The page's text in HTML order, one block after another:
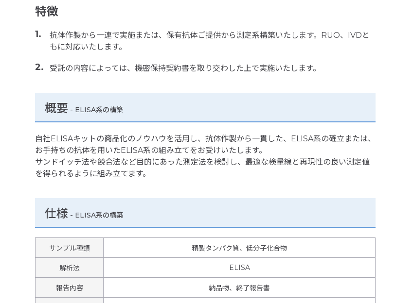
特徴
抗体作製から一連で実施または、保有抗体ご提供から測定系構築いたします。RUO、IVDと
もに対応いたします。
受託の内容によっては、機密保持契約書を取り交わした上で実施いたします。
概要 - ELISA系の構築
自社ELISAキットの商品化のノウハウを活用し、抗体作製から一貫した、ELISA系の確立または、
お手持ちの抗体を用いたELISA系の組み立てをお受けいたします。
サンドイッチ法や競合法など目的にあった測定法を検討し、最適な検量線と再現性の良い測定値
を得られるように組み立てます。
仕様 - ELISA系の構築
サンプル種類 精製タンパク質、低分子化合物
解析法 ELISA
報告内容 納品物、終了報告書